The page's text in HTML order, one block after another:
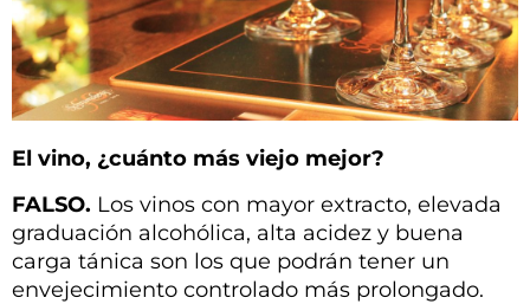
El vino, ¿cuánto más viejo mejor?
FALSO. Los vinos con mayor extracto, elevada
graduación alcohólica, alta acidez y buena
carga tánica son los que podrán tener un
envejecimiento controlado más prolongado.